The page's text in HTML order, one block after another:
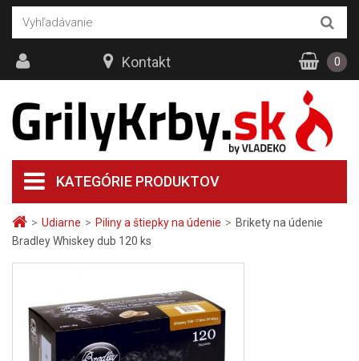
> Udiarne > Piliny a štiepky na údenie > Brikety na údenie
Bradley Whiskey dub 120 ks
KATEGÓRIE PRODUKTOV
Kontakt 0